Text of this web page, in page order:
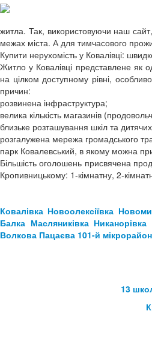
житла. Так, використовуючи наш
межах міста. А для тимчасового
Купити нерухомість у Ковалівці:
Житло у Ковалівці представлене як
на цілком доступному рівні,
причин:
розвинена інфраструктура;
велика кількість магазинів
близьке розташування шкіл та дитячих
розгалужена мережа громадського
парк Ковалевський, в якому можна
Більшість оголошень присвячена
Кропивницькому: 1-кімнатну, 2-
Ковалівка Новоолексіївка
Балка Масляниківка Никанорівка
Волкова Пацаєва 101-й мікрорайон
13